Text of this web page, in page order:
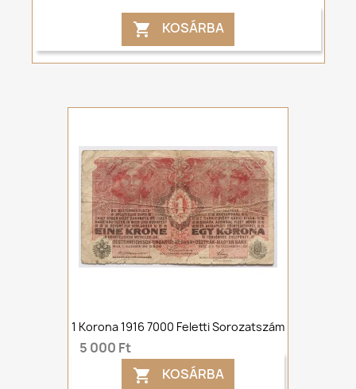
 KOSÁRBA
1 Korona 1916 7000 Feletti Sorozatszám
5 000 Ft
 KOSÁRBA